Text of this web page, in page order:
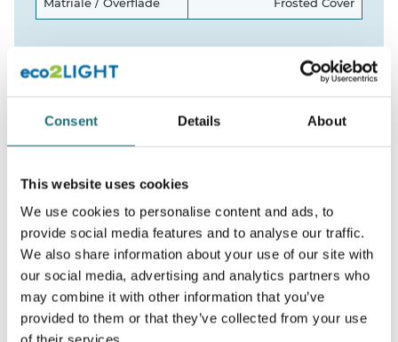
Consent Details About
This website uses cookies
We use cookies to personalise content and ads, to
provide social media features and to analyse our traffic.
We also share information about your use of our site with
our social media, advertising and analytics partners who
may combine it with other information that you’ve
provided to them or that they’ve collected from your use
Matriale / Overflade Frosted Cover
rettes mod et ønsket område
Input: AC220-240V 50/60Hz
Materiale: PC + Aluminium
Installation: Retrofit
IP20 rated